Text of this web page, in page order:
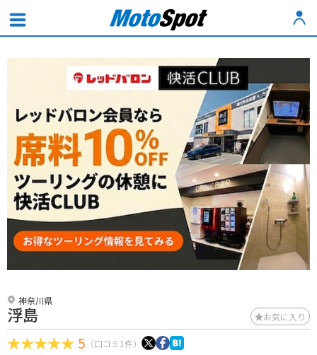
神奈川県
浮島 お気に入り
5 （口コミ1件）